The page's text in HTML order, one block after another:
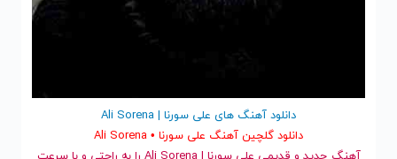
دانلود آهنگ های علی سورنا | Ali Sorena
دانلود گلچین آهنگ علی سورنا • Ali Sorena